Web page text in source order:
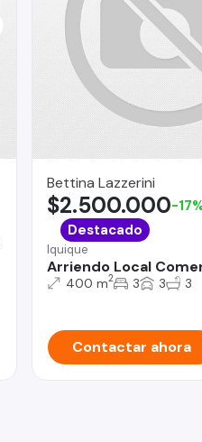
Bettina Lazzerini
Iquique
Arriendo Local
$2.500.000-
Destacado
400 m2 3 3 3
Contactar ahora